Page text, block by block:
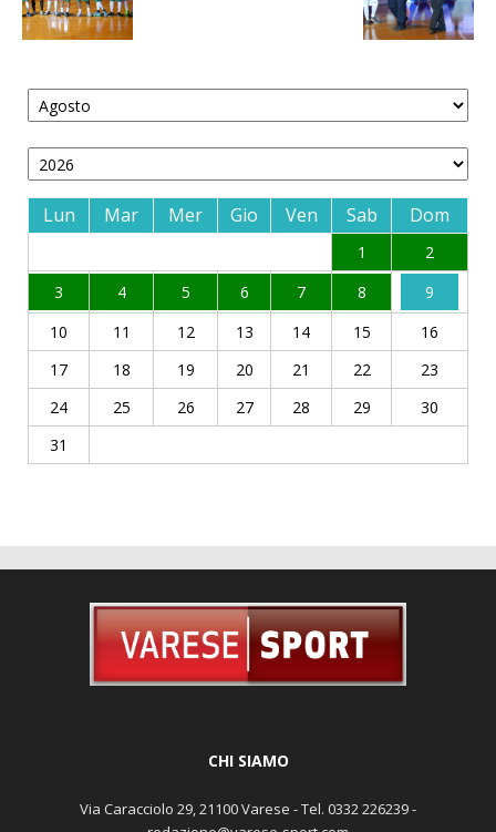
Lun Mar Mer Gio Ven Sab Dom
1
2
3
4 5 6 7 8
9
10
11 12 13 14 15
16
17
18 19 20 21 22
23
24
25 26 27 28 29
30
31
CHI SIAMO
Via Caracciolo 29, 21100 Varese - Tel. 0332 226239 -